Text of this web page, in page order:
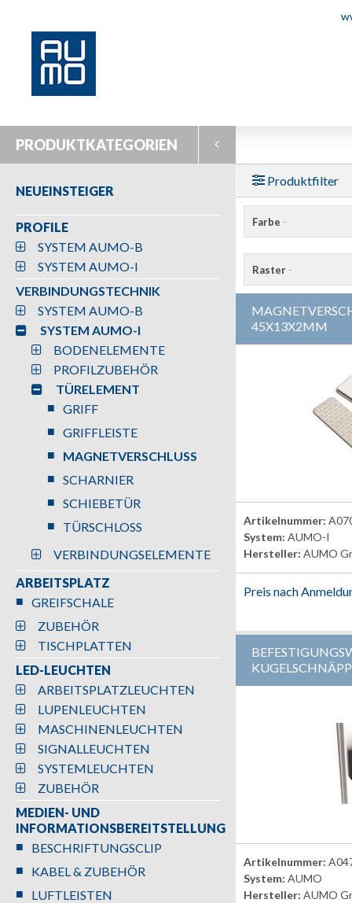
PRODUKTKATEGORIEN
NEUEINSTEIGER
PROFILE
SYSTEM AUMO-B
SYSTEM AUMO-I
VERBINDUNGSTECHNIK
SYSTEM AUMO-B
SYSTEM AUMO-I
BODENELEMENTE
PROFILZUBEHÖR
TÜRELEMENT
GRIFF
GRIFFLEISTE
MAGNETVERSCHLUSS
SCHARNIER
SCHIEBETÜR
TÜRSCHLOSS
VERBINDUNGSELEMENTE
ARBEITSPLATZ
GREIFSCHALE
ZUBEHÖR
TISCHPLATTEN
LED-LEUCHTEN
ARBEITSPLATZLEUCHTEN
LUPENLEUCHTEN
MASCHINENLEUCHTEN
SIGNALLEUCHTEN
SYSTEMLEUCHTEN
ZUBEHÖR
MEDIEN- UND
INFORMATIONSBEREITSTELLUNG
BESCHRIFTUNGSCLIP
KABEL & ZUBEHÖR
LUFTLEISTEN
Produktfilter
Farbe -
Raster -
45X13X2MM
Artikelnummer:
System: AUMO-I
Hersteller: AUMO
Preis nach
Artikelnummer:
System: AUMO
Hersteller: AUMO